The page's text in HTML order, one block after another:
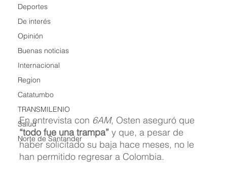
Deportes
De interés
Opinión
Buenas noticias
Internacional
Region
Catatumbo
TRANSMILENIO
Salud
Norte de Santander
En entrevista con 6AM, Osten aseguró que
“todo fue una trampa” y que, a pesar de
haber solicitado su baja hace meses, no le
han permitido regresar a Colombia.